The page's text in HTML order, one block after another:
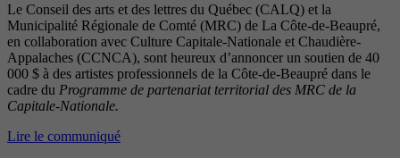
Le Conseil des arts et des lettres du Québec (CALQ) et la
Municipalité Régionale de Comté (MRC) de La Côte-de-Beaupré,
en collaboration avec Culture Capitale-Nationale et Chaudière-
Appalaches (CCNCA), sont heureux d’annoncer un soutien de 40
000 $ à des artistes professionnels de la Côte-de-Beaupré dans le
cadre du Programme de partenariat territorial des MRC de la
Capitale-Nationale.
Lire le communiqué